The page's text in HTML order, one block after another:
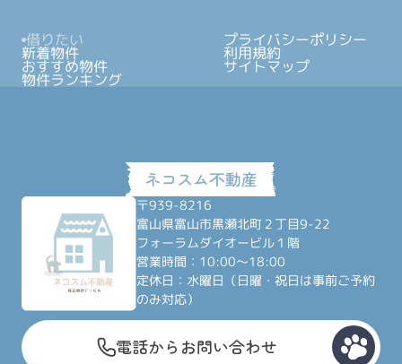
借りたい
新着物件
おすすめ物件
物件ランキング
プライバシーポリシー
利用規約
サイトマップ
〒939-8216
富山県富山市黒瀬北町２丁目9-22
フォーラムダイオービル１階
営業時間：10:00～18:00
定休日：水曜日（日曜・祝日は事前ご予約
のみ対応）
電話からお問い合わせ